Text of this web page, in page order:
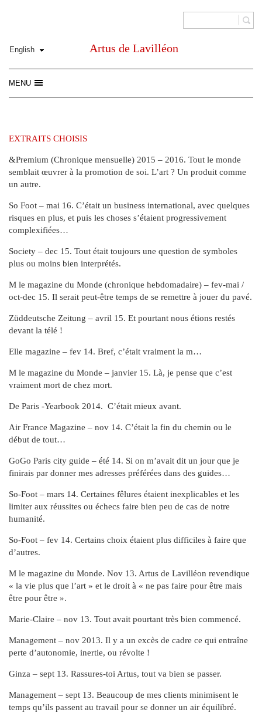
Artus de Lavilléon
MENU
EXTRAITS CHOISIS
&Premium (Chronique mensuelle) 2015 – 2016. Tout le monde
semblait œuvrer à la promotion de soi. L’art ? Un produit comme
un autre.
So Foot – mai 16. C’était un business international, avec quelques
risques en plus, et puis les choses s’étaient progressivement
complexifiées…
Society – dec 15. Tout était toujours une question de symboles
plus ou moins bien interprétés.
M le magazine du Monde (chronique hebdomadaire) – fev-mai /
oct-dec 15. Il serait peut-être temps de se remettre à jouer du pavé.
Züddeutsche Zeitung – avril 15. Et pourtant nous étions restés
devant la télé !
Elle magazine – fev 14. Bref, c’était vraiment la m…
M le magazine du Monde – janvier 15. Là, je pense que c’est
vraiment mort de chez mort.
De Paris -Yearbook 2014. C’était mieux avant.
Air France Magazine – nov 14. C’était la fin du chemin ou le
début de tout…
GoGo Paris city guide – été 14. Si on m’avait dit un jour que je
finirais par donner mes adresses préférées dans des guides…
So-Foot – mars 14. Certaines fêlures étaient inexplicables et les
limiter aux réussites ou échecs faire bien peu de cas de notre
humanité.
So-Foot – fev 14. Certains choix étaient plus difficiles à faire que
d’autres.
M le magazine du Monde. Nov 13. Artus de Lavilléon revendique
« la vie plus que l’art » et le droit à « ne pas faire pour être mais
être pour être ».
Marie-Claire – nov 13. Tout avait pourtant très bien commencé.
Management – nov 2013. Il y a un excès de cadre ce qui entraîne
perte d’autonomie, inertie, ou révolte !
Ginza – sept 13. Rassures-toi Artus, tout va bien se passer.
Management – sept 13. Beaucoup de mes clients minimisent le
temps qu’ils passent au travail pour se donner un air équilibré.